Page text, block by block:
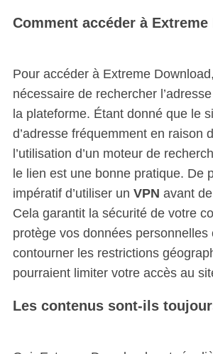
Comment accéder à Extreme
Pour accéder à Extreme
nécessaire de rechercher
la plateforme. Étant donné que le
d’adresse fréquemment en raison
l’utilisation d’un moteur de
le lien est une bonne pratique. De
impératif d’utiliser un VPN avant
Cela garantit la sécurité de votre
protège vos données personnelles
contourner les restrictions
pourraient limiter votre accès au
Les contenus sont-ils